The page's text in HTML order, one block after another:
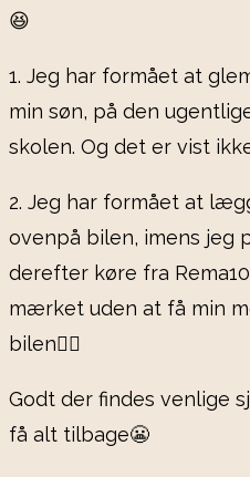
😆
1. Jeg har formået at
min søn, på den
skolen. Og det er vist
2. Jeg har formået at
ovenpå bilen, imens jeg
derefter køre fra
mærket uden at få min
bilen🤦‍♀️
Godt der findes venlige
få alt tilbage😬